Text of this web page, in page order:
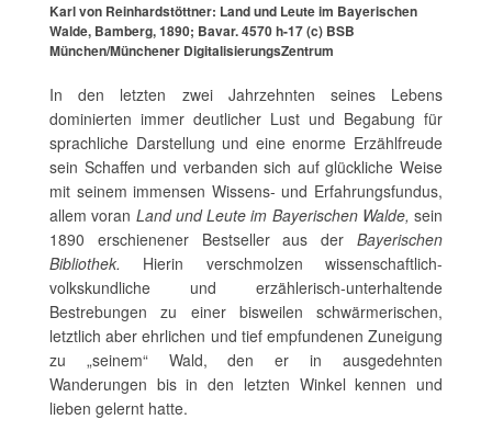
Karl von Reinhardstöttner: Land und Leute im Bayerischen
Walde, Bamberg, 1890; Bavar. 4570 h-17 (c) BSB
München/Münchener DigitalisierungsZentrum
In den letzten zwei Jahrzehnten seines Lebens
dominierten immer deutlicher Lust und Begabung für
sprachliche Darstellung und eine enorme Erzählfreude
sein Schaffen und verbanden sich auf glückliche Weise
mit seinem immensen Wissens- und Erfahrungsfundus,
allem voran Land und Leute im Bayerischen Walde, sein
1890 erschienener Bestseller aus der Bayerischen
Bibliothek. Hierin verschmolzen wissenschaftlich-
volkskundliche und erzählerisch-unterhaltende
Bestrebungen zu einer bisweilen schwärmerischen,
letztlich aber ehrlichen und tief empfundenen Zuneigung
zu „seinem“ Wald, den er in ausgedehnten
Wanderungen bis in den letzten Winkel kennen und
lieben gelernt hatte.